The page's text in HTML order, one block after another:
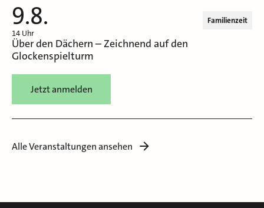
9.8.
14 Uhr
Familienzeit
Über den Dächern – Zeichnend auf den
Glockenspielturm
Jetzt anmelden
Alle Veranstaltungen ansehen